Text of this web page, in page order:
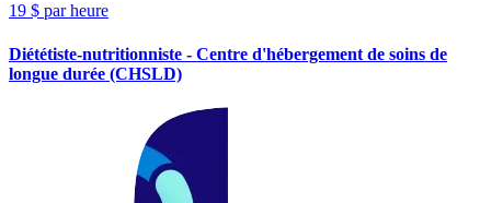
19 $ par heure
Diététiste-nutritionniste - Centre d'hébergement de soins de
longue durée (CHSLD)